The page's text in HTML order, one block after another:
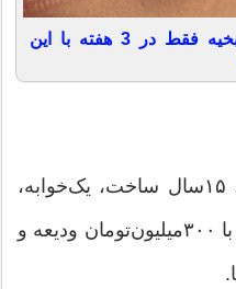
کاهش چشمگیر جای زخم و بخیه فقط در 3 هفته با این
غرب تهران یک‌واحد ۶۰‌متری، ۱۵‌سال ساخت، یک‌خوابه،
با پارکینگ، انباری و آسانسور، با ۳۰۰‌میلیون‌تومان ودیعه و